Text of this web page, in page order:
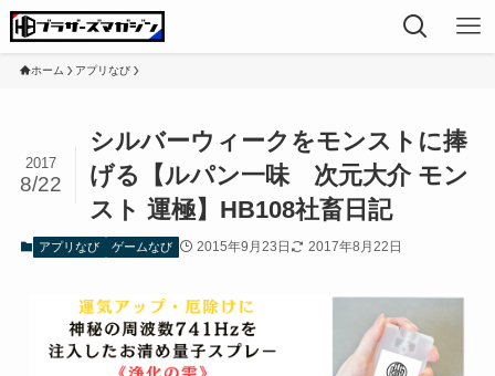
ホーム アプリなび
シルバーウィークをモンストに捧
げる【ルパン一味 次元大介 モン
スト 運極】HB108社畜日記
2017
8/22
アプリなび ゲームなび 2015年9月23日 2017年8月22日